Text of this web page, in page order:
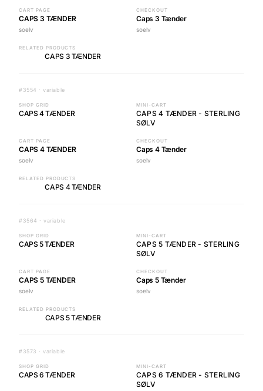
CART PAGE
CAPS 3 TÆNDER
soelv
CHECKOUT
Caps 3 Tænder
soelv
RELATED PRODUCTS
CAPS 3 TÆNDER
#3554 · variable
SHOP GRID
CAPS 4 TÆNDER
MINI-CART
CAPS 4 TÆNDER - STERLING
SØLV
CART PAGE
CAPS 4 TÆNDER
soelv
CHECKOUT
Caps 4 Tænder
soelv
RELATED PRODUCTS
CAPS 4 TÆNDER
#3564 · variable
SHOP GRID
CAPS 5 TÆNDER
MINI-CART
CAPS 5 TÆNDER - STERLING
SØLV
CART PAGE
CAPS 5 TÆNDER
soelv
CHECKOUT
Caps 5 Tænder
soelv
RELATED PRODUCTS
CAPS 5 TÆNDER
#3573 · variable
SHOP GRID
CAPS 6 TÆNDER
MINI-CART
CAPS 6 TÆNDER - STERLING
SØLV